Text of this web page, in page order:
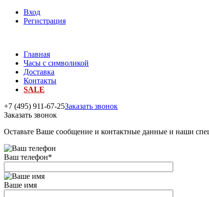
Вход
Регистрация
Главная
Часы с символикой
Доставка
Контакты
SALE
+7 (495) 911-67-25Заказать звонок
Заказать звонок
Оставьте Ваше сообщение и контактные данные и наши
Ваш телефон*
Ваше имя